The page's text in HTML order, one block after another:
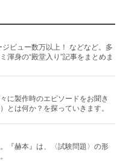
ビュー数万以上！ などなど。多
渾身の“殿堂入り”記事をまとめま
に製作時のエピソードをお聞き
とは何か？を探っていきます。
『赫本』は、〈試験問題〉の形